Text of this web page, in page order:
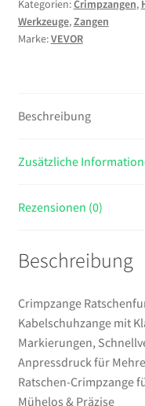
mm²,
Kabelschuhzange
mit
AWG-
Schnellverschluss,
Einstellbarer
Mehrere
Menge
Kategorien:Crimpzangen,
Werkzeuge,Zangen
Marke:VEVOR
Beschreibung
Zusätzliche
Rezensionen (0)
Beschreibung
Crimpzange
Kabelschuhzange mit
Markierungen,
Anpressdruck für
Ratschen-Crimpzange
Mühelos & Präzise